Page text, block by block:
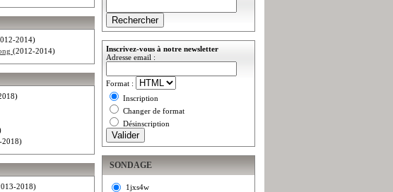
2014)
(2012-2014)
2018)
2018)
Inscrivez-vous à notre newsletter
Adresse email :
Format :
Inscription
Changer de format
Désinscription
SONDAGE
1jxs4w